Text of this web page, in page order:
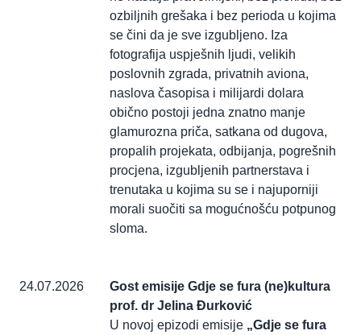
ozbiljnih grešaka i bez perioda u kojima
se čini da je sve izgubljeno. Iza
fotografija uspješnih ljudi, velikih
poslovnih zgrada, privatnih aviona,
naslova časopisa i milijardi dolara
obično postoji jedna znatno manje
glamurozna priča, satkana od dugova,
propalih projekata, odbijanja, pogrešnih
procjena, izgubljenih partnerstava i
trenutaka u kojima su se i najuporniji
morali suočiti sa mogućnošću potpunog
sloma.
24.07.2026
Gost emisije Gdje se fura (ne)kultura
prof. dr Jelina Đurković
U novoj epizodi emisije „Gdje se fura